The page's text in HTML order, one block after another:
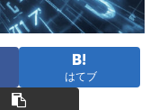
はてブ